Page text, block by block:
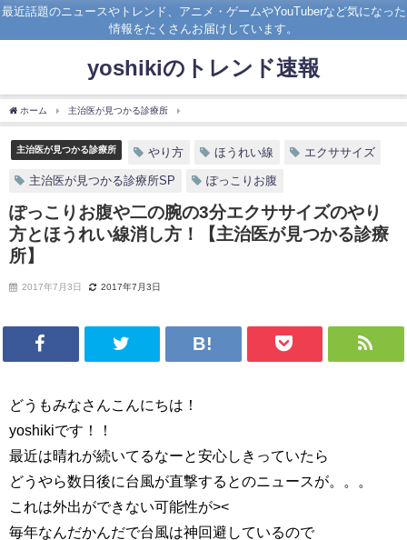
最近話題のニュースやトレンド、アニメ・ゲームやYouTuberなど気になった
情報をたくさんお届けしています。
yoshikiのトレンド速報
ホーム 主治医が見つかる診療所
主治医が見つかる診療所 やり方 ほうれい線 エクササイズ
主治医が見つかる診療所SP ぽっこりお腹
ぽっこりお腹や二の腕の3分エクササイズのやり
方とほうれい線消し方！【主治医が見つかる診療
所】
2017年7月3日 2017年7月3日
どうもみなさんこんにちは！
yoshikiです！！
最近は晴れが続いてるなーと安心しきっていたら
どうやら数日後に台風が直撃するとのニュースが。。。
これは外出ができない可能性が><
毎年なんだかんだで台風は神回避しているので